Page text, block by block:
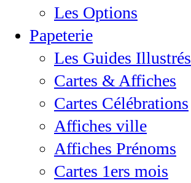
Les Options
Papeterie
Les Guides Illustrés
Cartes & Affiches
Cartes Célébrations
Affiches ville
Affiches Prénoms
Cartes 1ers mois